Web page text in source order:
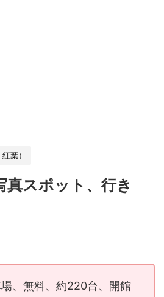
葉）
真スポット、行き
、無料、約220台、開館